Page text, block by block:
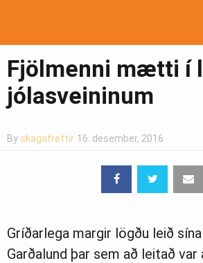
Fjölmenni mætti í
jólasveininum
By skagafrettir 16. desember, 2016
Gríðarlega margir lögðu leið
Garðalund þar sem að leitað var